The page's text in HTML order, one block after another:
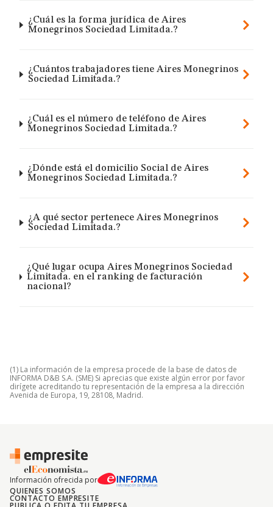
¿Cuál es la forma jurídica de Aires
Monegrinos Sociedad Limitada.?
¿Cuántos trabajadores tiene Aires Monegrinos
Sociedad Limitada.?
¿Cuál es el número de teléfono de Aires
Monegrinos Sociedad Limitada.?
¿Dónde está el domicilio Social de Aires
Monegrinos Sociedad Limitada.?
¿A qué sector pertenece Aires Monegrinos
Sociedad Limitada.?
¿Qué lugar ocupa Aires Monegrinos Sociedad
Limitada. en el ranking de facturación
nacional?
(1) La información de la empresa procede de la base de datos de
INFORMA D&B S.A. (SME) Si aprecias que existe algún error por favor
dirígete acreditando tu representación de la empresa a la dirección
Avenida de Europa, 19, 28108, Madrid.
Información ofrecida por
QUIENES SOMOS
CONTACTO EMPRESITE